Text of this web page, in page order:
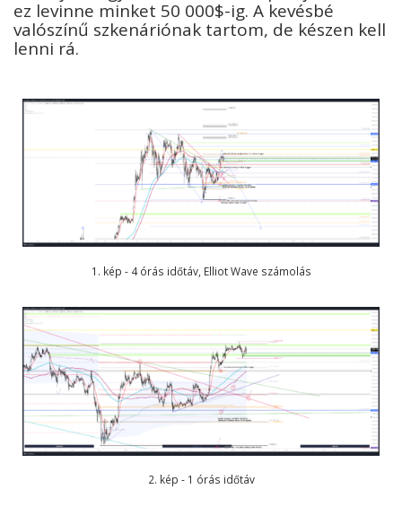
ez levinne minket 50 000$-ig. A kevésbé
valószínű szkenáriónak tartom, de készen kell
lenni rá.
1. kép - 4 órás időtáv, Elliot Wave számolás
2. kép - 1 órás időtáv